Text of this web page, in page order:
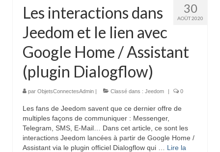
30
AOÛT 2020
Les interactions dans
Jeedom et le lien avec
Google Home / Assistant
(plugin Dialogflow)
par ObjetsConnectesAdmin | Classé dans : Jeedom | 0
Les fans de Jeedom savent que ce dernier offre de
multiples façons de communiquer : Messenger,
Telegram, SMS, E-Mail… Dans cet article, ce sont les
interactions Jeedom lancées à partir de Google Home /
Assistant via le plugin officiel Dialogflow qui … Lire la